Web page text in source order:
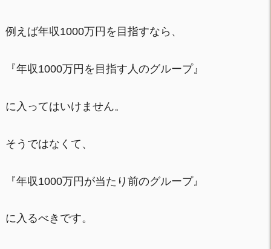
例えば年収1000万円を目指すなら、
『年収1000万円を目指す人のグループ』
に入ってはいけません。
そうではなくて、
『年収1000万円が当たり前のグループ』
に入るべきです。